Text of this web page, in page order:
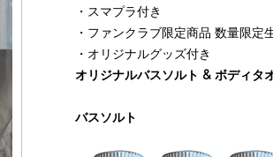
・スマプラ付き
・ファンクラブ限定商品 数量限定
・オリジナルグッズ付き
オリジナルバスソルト & ボディタ
バスソルト